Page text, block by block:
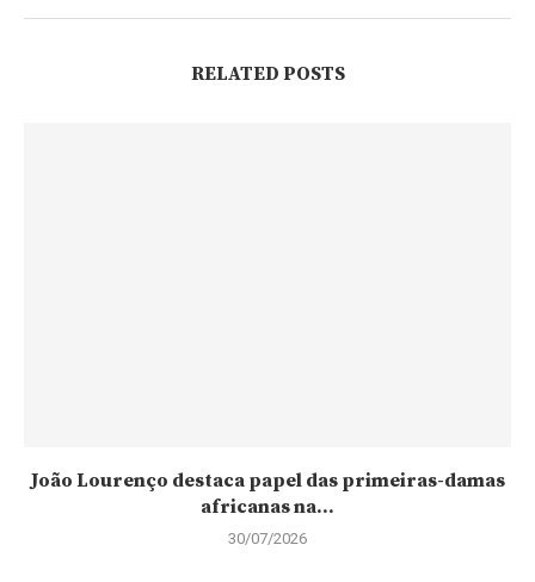
RELATED POSTS
João Lourenço destaca papel das primeiras-damas
africanas na...
30/07/2026